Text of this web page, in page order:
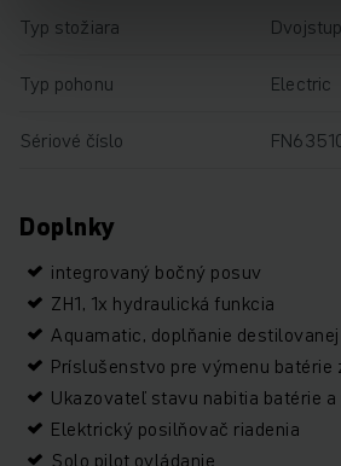
Typ stožiara
Typ pohonu Electric
Sériové číslo
Doplnky
integrovaný bočný posuv
ZH1, 1x hydraulická funkcia
Aquamatic, doplňanie
Príslušenstvo pre výmenu batérie
Ukazovateľ stavu nabitia batérie
Elektrický posilňovač riadenia
Solo pilot ovládanie